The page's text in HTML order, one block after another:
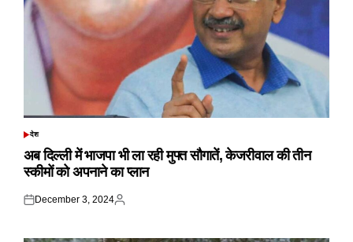
POSTED
देश
अब दिल्ली में भाजपा भी ला रही मुफ्त सौगातें, केजरीवाल की तीन
स्कीमों को अपनाने का प्लान
Posted
December 3, 2024
Posted